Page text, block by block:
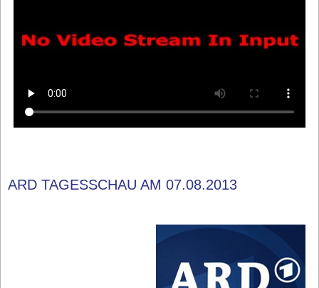
ARD TAGESSCHAU AM 07.08.2013